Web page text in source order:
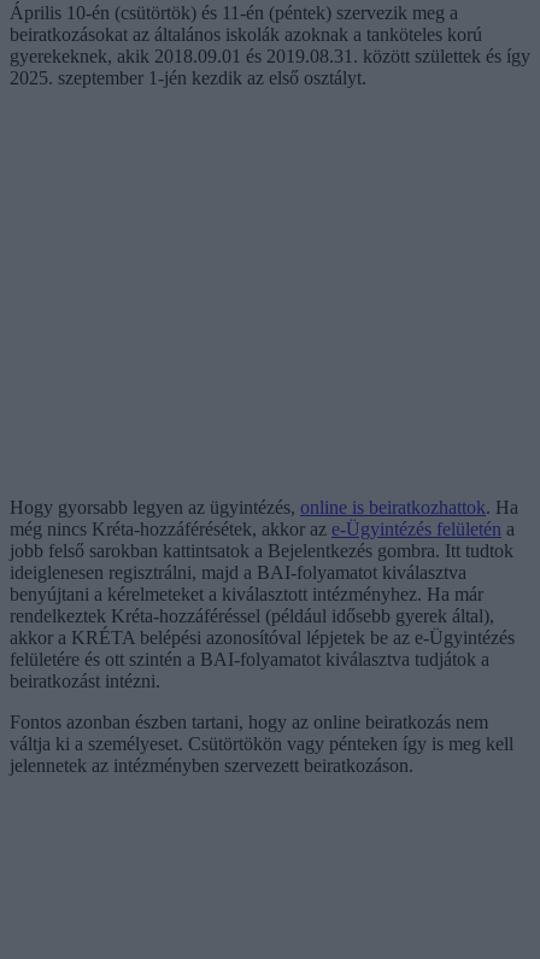
Április 10-én (csütörtök) és 11-én (péntek) szervezik meg a
beiratkozásokat az általános iskolák azoknak a tanköteles korú
gyerekeknek, akik 2018.09.01 és 2019.08.31. között születtek és így
2025. szeptember 1-jén kezdik az első osztályt.
Hogy gyorsabb legyen az ügyintézés, online is beiratkozhattok. Ha
még nincs Kréta-hozzáférésétek, akkor az e-Ügyintézés felületén a
jobb felső sarokban kattintsatok a Bejelentkezés gombra. Itt tudtok
ideiglenesen regisztrálni, majd a BAI-folyamatot kiválasztva
benyújtani a kérelmeteket a kiválasztott intézményhez. Ha már
rendelkeztek Kréta-hozzáféréssel (például idősebb gyerek által),
akkor a KRÉTA belépési azonosítóval lépjetek be az e-Ügyintézés
felületére és ott szintén a BAI-folyamatot kiválasztva tudjátok a
beiratkozást intézni.
Fontos azonban észben tartani, hogy az online beiratkozás nem
váltja ki a személyeset. Csütörtökön vagy pénteken így is meg kell
jelennetek az intézményben szervezett beiratkozáson.